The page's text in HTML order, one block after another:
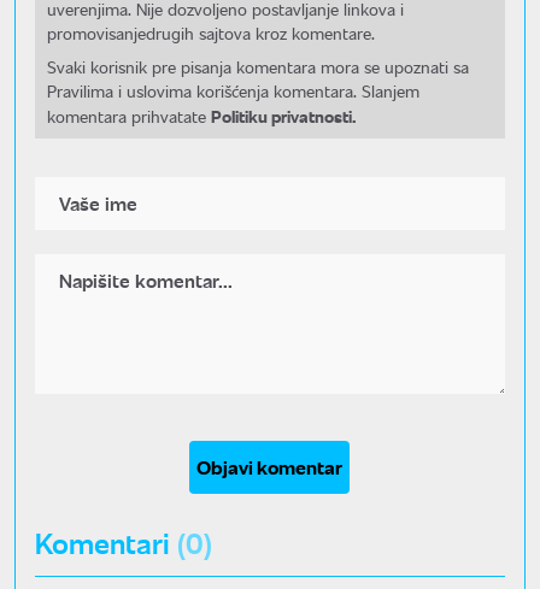
uverenjima. Nije dozvoljeno postavljanje linkova i
promovisanjedrugih sajtova kroz komentare.
Svaki korisnik pre pisanja komentara mora se upoznati sa
Pravilima i uslovima korišćenja komentara. Slanjem
komentara prihvatate Politiku privatnosti.
Objavi komentar
Komentari (0)